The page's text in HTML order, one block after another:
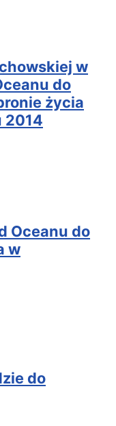
w
do
życia
2014
Oceanu do
w
do